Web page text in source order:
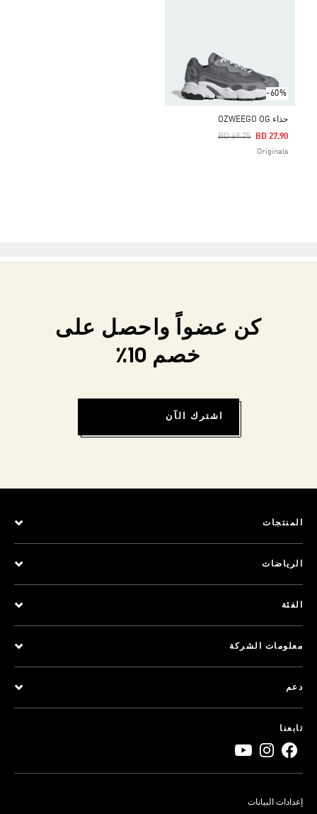
-60%
حذاء OZWEEGO OG
Price Reduced From
BD 69.75
To BD 27.90
Originals
كن عضواً واحصل على
خصم 10٪
اشترك الآن
المنتجات
الرياضات
الفئة
معلومات الشركة
دعم
تابعنا
إعدادات البيانات